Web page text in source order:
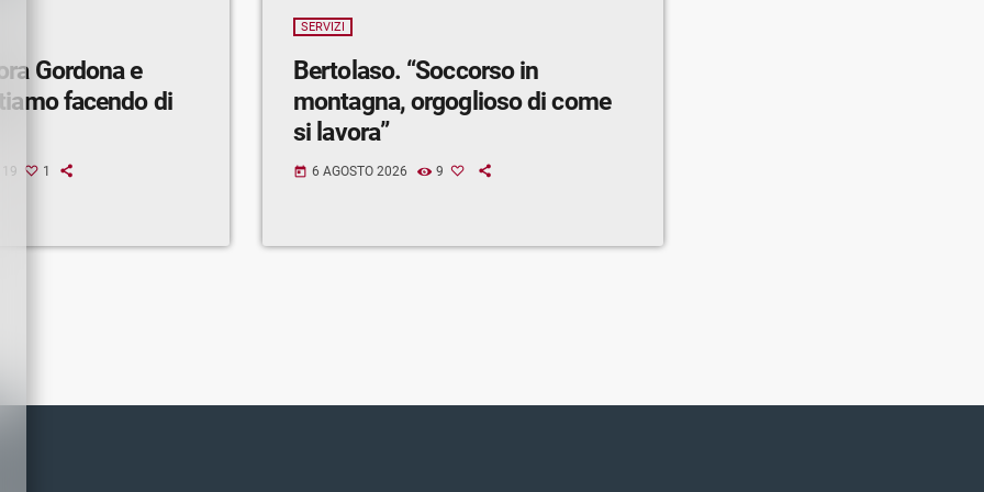
Gordona e
facendo di
19 1
SERVIZI
Bertolaso. “Soccorso in
montagna, orgoglioso di come
si lavora”
today 6 AGOSTO 2026 9